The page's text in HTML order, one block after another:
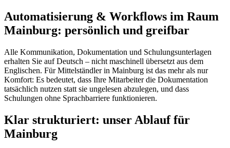
Automatisierung & Workflows im Raum
Mainburg: persönlich und greifbar
Alle Kommunikation, Dokumentation und Schulungsunterlagen
erhalten Sie auf Deutsch – nicht maschinell übersetzt aus dem
Englischen. Für Mittelständler in Mainburg ist das mehr als nur
Komfort: Es bedeutet, dass Ihre Mitarbeiter die Dokumentation
tatsächlich nutzen statt sie ungelesen abzulegen, und dass
Schulungen ohne Sprachbarriere funktionieren.
Klar strukturiert: unser Ablauf für
Mainburg